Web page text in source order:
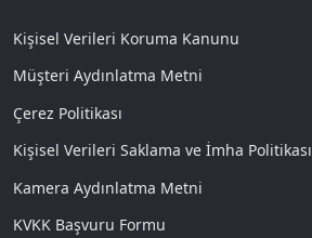
Kişisel Verileri Koruma Kanunu
Müşteri Aydınlatma Metni
Çerez Politikası
Kişisel Verileri Saklama ve İmha Politikası
Kamera Aydınlatma Metni
KVKK Başvuru Formu